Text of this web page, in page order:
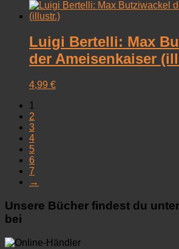
Luigi Bertelli: Max
der Ameisenkaiser
4,99 €
1
2
3
4
5
6
7
→
Unsere Bücher findest du
bei